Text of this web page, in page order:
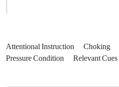
Attentional Instruction Choking
Pressure Condition
Relevant Cues